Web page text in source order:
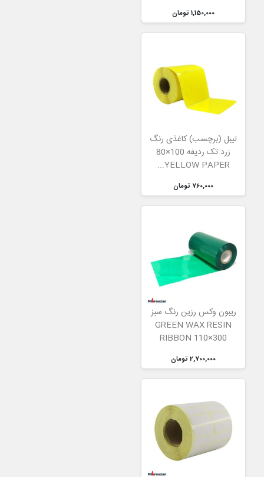
1,150,000 تومان
لیبل (برچسب) کاغذی رنگ
زرد تک ردیفه 100×80
YELLOW PAPER...
760,000 تومان
ریبون وکس رزین رنگ سبز
GREEN WAX RESIN
RIBBON 110×300
2,700,000 تومان